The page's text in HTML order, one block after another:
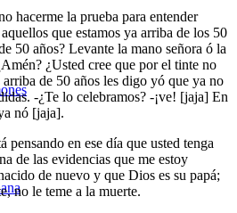
hacerme la prueba para entender
que estamos ya arriba de los 50
50 años? Levante la mano señora ó la
¿Usted cree que por el tinte no
arriba de 50 años les digo yó que ya no
-¿Te lo celebramos? -¡ve! [jaja] En
nó [jaja].
pensando en ese día que usted tenga
de las evidencias que me estoy
de nuevo y que Dios es su papá;
no le teme a la muerte.